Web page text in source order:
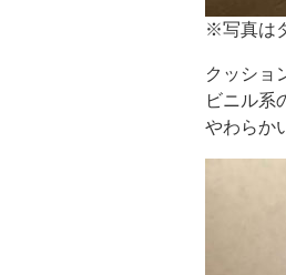
※写真は
クッショ
ビニル系
やわらか